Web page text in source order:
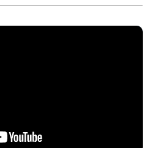
застрахован. Случись что -